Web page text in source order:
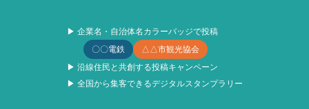
▶ 企業名・自治体名カラーバッジで投稿
〇〇電鉄
△△市観光協会
▶ 沿線住民と共創する投稿キャンペーン
▶ 全国から集客できるデジタルスタンプラリー